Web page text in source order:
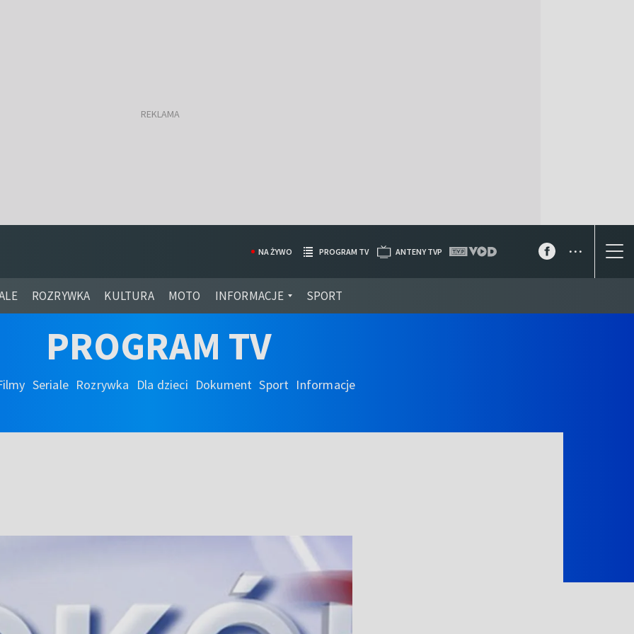
ROZRYWKA KULTURA MOTO INFORMACJE SPORT
NA ŻYWO PROGRAM TV ANTENY TVP ...
PROGRAM TV
Seriale Rozrywka Dla dzieci Dokument Sport Informacje